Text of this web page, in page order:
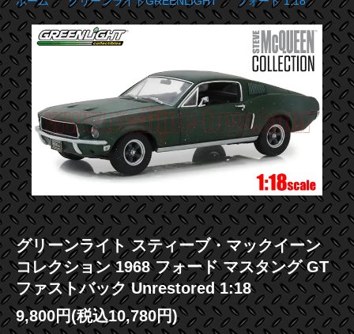
グリーンライト スティーブ・マックイーン
コレクション 1968 フォード マスタング GT
ファストバック Unrestored 1:18
9,800円(税込10,780円)